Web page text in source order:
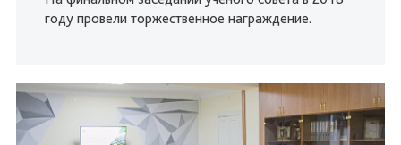
году провели торжественное награждение.